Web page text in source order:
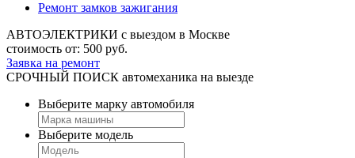
Ремонт замков зажигания
АВТОЭЛЕКТРИКИ с выездом в Москве
стоимость от: 500 руб.
Заявка на ремонт
СРОЧНЫЙ ПОИСК автомеханика на выезде
Выберите марку автомобиля
Выберите модель